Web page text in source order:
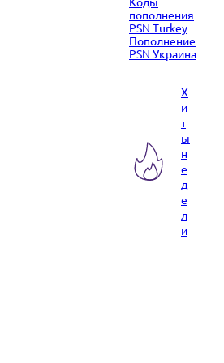
пополнения
PSN Turkey
Пополнение
PSN Украина
Х
и
т
ы
н
е
д
е
л
и